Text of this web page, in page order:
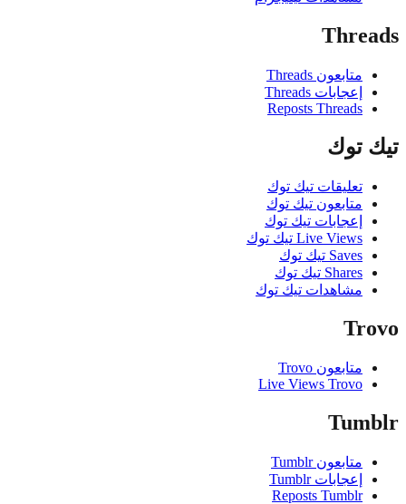
متابعون Threads
إعجابات Threads
Reposts Threads
توك
تعليقات تيك توك
متابعون تيك توك
إعجابات تيك توك
Live Views تيك توك
Saves تيك توك
Shares تيك توك
مشاهدات تيك توك
متابعون Trovo
Live Views Trovo
متابعون Tumblr
إعجابات Tumblr
Reposts Tumblr